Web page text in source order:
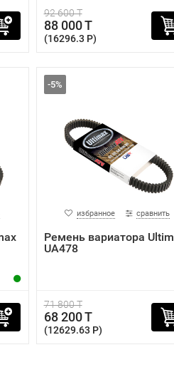
92 600 T
88 000 T
(16296.3 P)
-5%
избранное сравнить
Ремень вариатора
UA478
71 800 T
68 200 T
(12629.63 P)